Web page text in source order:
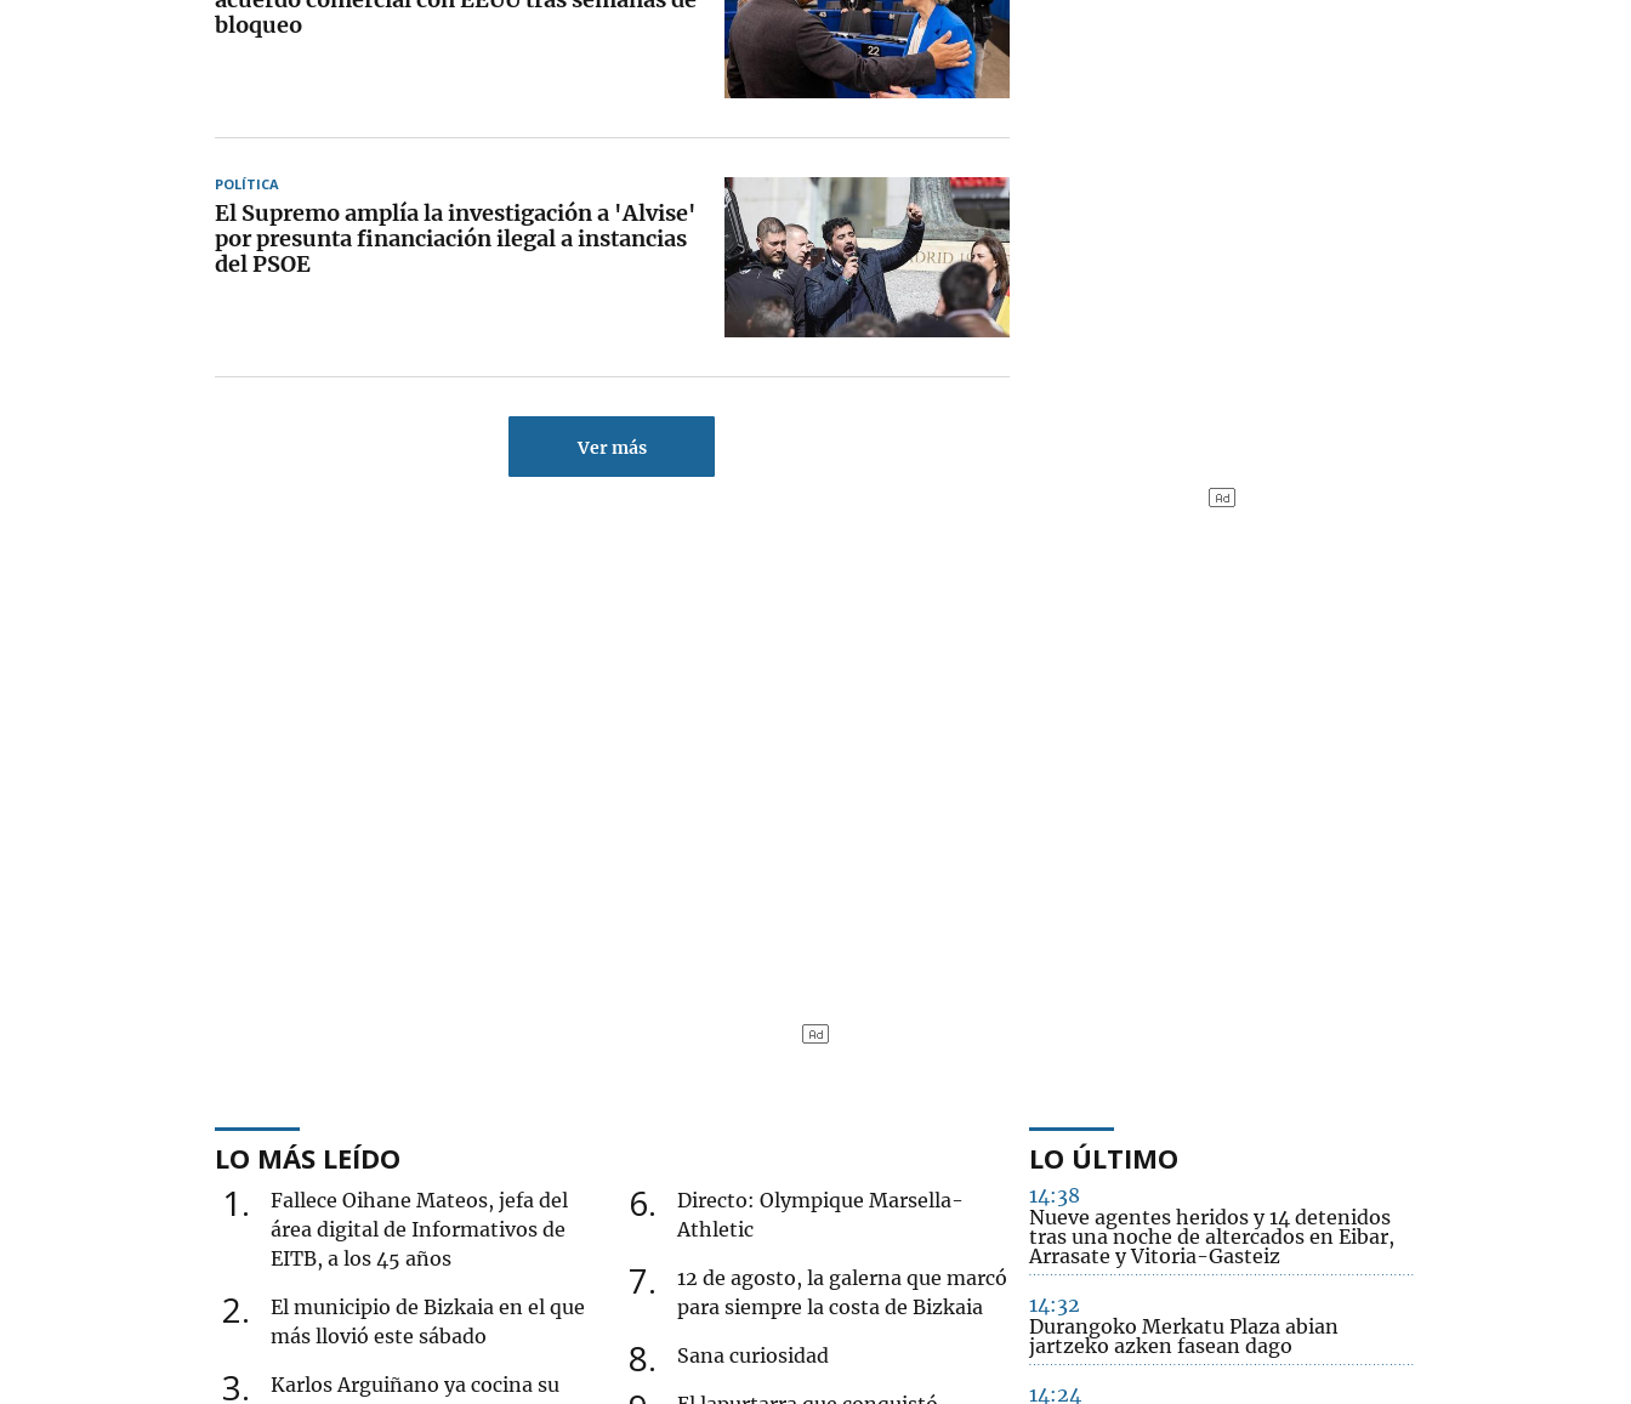
bloqueo
POLÍTICA
El Supremo amplía la investigación a 'Alvise'
por presunta financiación ilegal a instancias
del PSOE
Ver más
LO MÁS LEÍDO
1
Fallece Oihane Mateos, jefa del
área digital de Informativos de
EITB, a los 45 años
2
El municipio de Bizkaia en el que
más llovió este sábado
3
Karlos Arguiñano ya cocina su
6
Directo: Olympique Marsella-
Athletic
7
12 de agosto, la galerna que marcó
para siempre la costa de Bizkaia
8 Sana curiosidad
LO ÚLTIMO
14:38
Nueve agentes heridos y 14 detenidos
tras una noche de altercados en Eibar,
Arrasate y Vitoria-Gasteiz
14:32
Durangoko Merkatu Plaza abian
jartzeko azken fasean dago
14:24